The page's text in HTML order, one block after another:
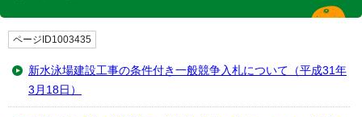
ページID1003435
新水泳場建設工事の条件付き一般競争入札について（平成31年
3月18日）